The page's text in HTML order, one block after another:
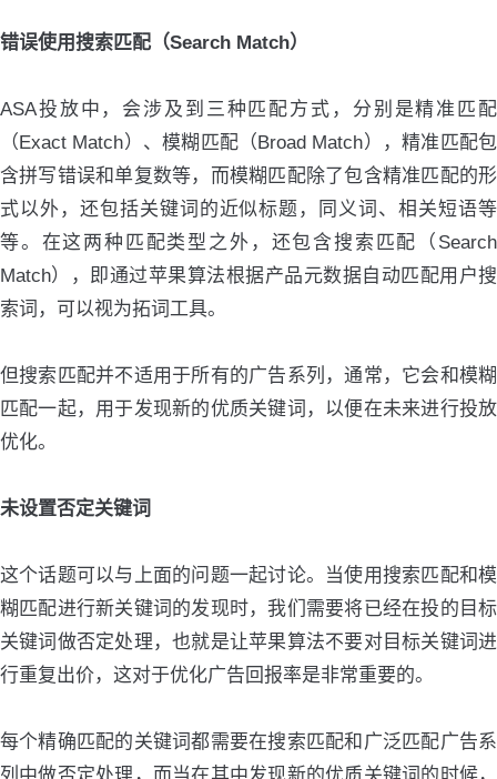
错误使用搜索匹配（Search Match）
ASA投放中，会涉及到三种匹配方式，分别是精准匹配
（Exact Match）、模糊匹配（Broad Match），精准匹配包
含拼写错误和单复数等，而模糊匹配除了包含精准匹配的形
式以外，还包括关键词的近似标题，同义词、相关短语等
等。在这两种匹配类型之外，还包含搜索匹配（Search
Match），即通过苹果算法根据产品元数据自动匹配用户搜
索词，可以视为拓词工具。
但搜索匹配并不适用于所有的广告系列，通常，它会和模糊
匹配一起，用于发现新的优质关键词，以便在未来进行投放
优化。
未设置否定关键词
这个话题可以与上面的问题一起讨论。当使用搜索匹配和模
糊匹配进行新关键词的发现时，我们需要将已经在投的目标
关键词做否定处理，也就是让苹果算法不要对目标关键词进
行重复出价，这对于优化广告回报率是非常重要的。
每个精确匹配的关键词都需要在搜索匹配和广泛匹配广告系